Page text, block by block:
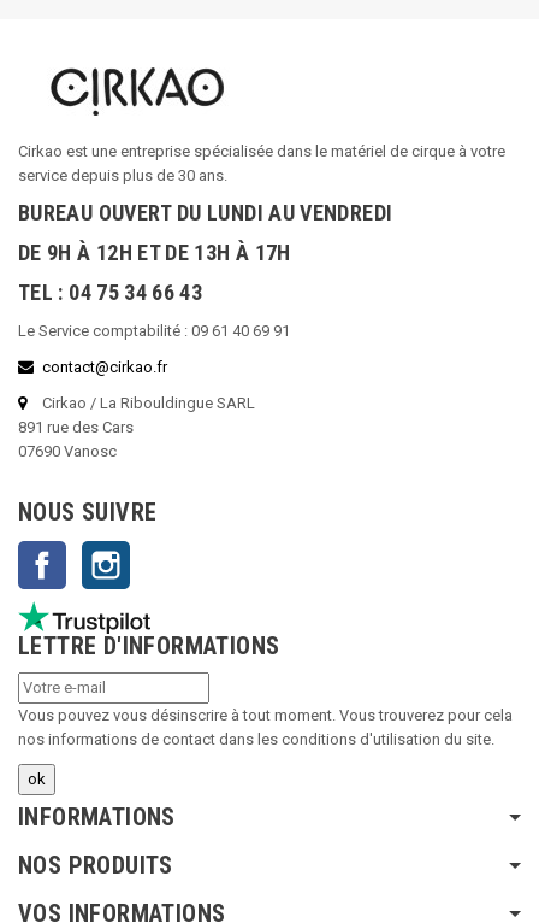
Cirkao est une entreprise spécialisée dans le matériel de cirque à votre
service depuis plus de 30 ans.
BUREAU OUVERT DU LUNDI AU VENDREDI
DE 9H À 12H ET DE 13H À 17H
TEL : 04 75 34 66 43
Le Service comptabilité : 09 61 40 69 91
contact@cirkao.fr
Cirkao / La Ribouldingue SARL
891 rue des Cars
07690 Vanosc
NOUS SUIVRE
Facebook
LETTRE D'INFORMATIONS
Vous pouvez vous désinscrire à tout moment. Vous trouverez pour cela
nos informations de contact dans les conditions d'utilisation du site.
INFORMATIONS
NOS PRODUITS
VOS INFORMATIONS